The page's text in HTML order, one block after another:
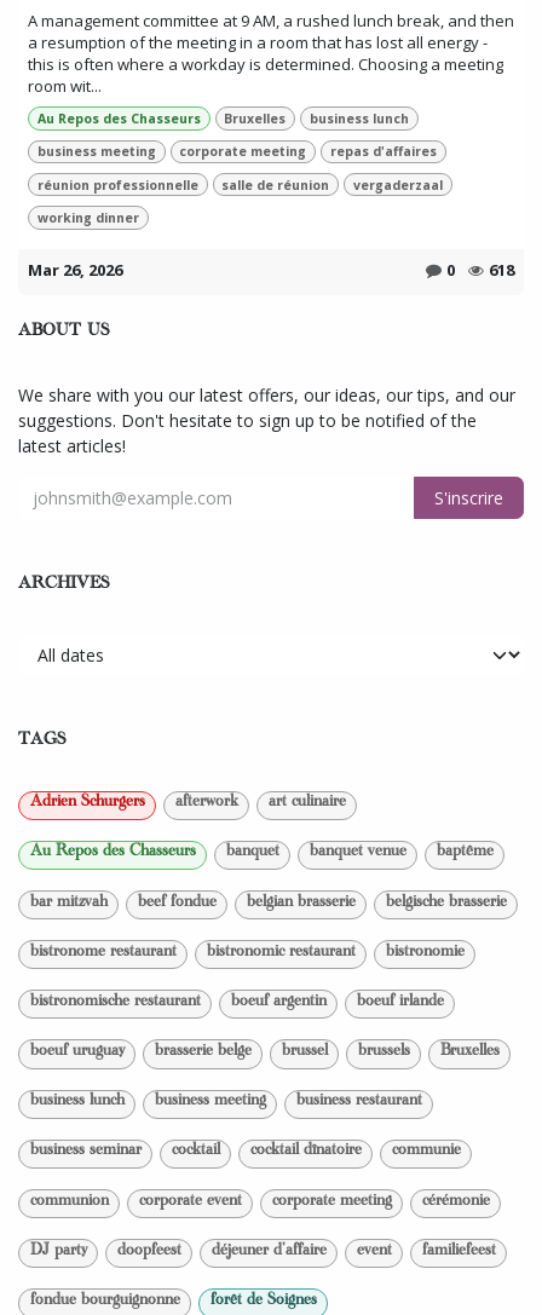
A management committee at 9 AM, a rushed lunch break, and then
a resumption of the meeting in a room that has lost all energy -
this is often where a workday is determined. Choosing a meeting
room wit...
Au Repos des Chasseurs Bruxelles
business lunch
business meeting
corporate meeting
repas d'affaires
réunion professionnelle
salle de réunion
vergaderzaal
working dinner
Mar 26, 2026 0 618
ABOUT US
We share with you our latest offers, our ideas, our tips, and our
suggestions. Don't hesitate to sign up to be notified of the
latest articles!
S'inscrire
ARCHIVES
TAGS
Adrien Schurgers afterwork art culinaire
Au Repos des Chasseurs banquet banquet venue baptême
bar mitzvah beef fondue belgian brasserie belgische brasserie
bistronome restaurant bistronomic restaurant bistronomie
bistronomische restaurant boeuf argentin boeuf irlande
boeuf uruguay brasserie belge brussel brussels Bruxelles
business lunch business meeting business restaurant
business seminar cocktail cocktail dînatoire communie
communion corporate event corporate meeting cérémonie
DJ party doopfeest déjeuner d'affaire event familiefeest
fondue bourguignonne forêt de Soignes